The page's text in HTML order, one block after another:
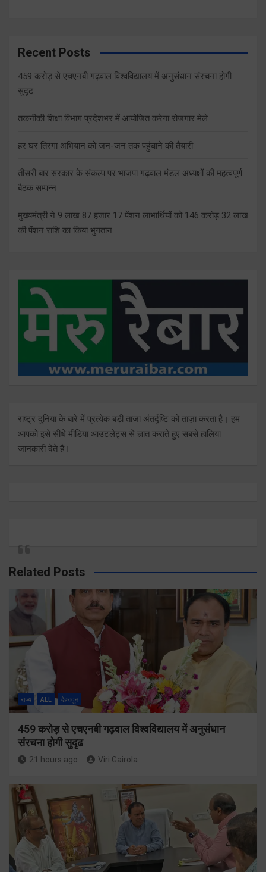
Recent Posts
459 करोड़ से एचएनबी गढ़वाल विश्वविद्यालय में अनुसंधान संरचना होगी
सुदृढ
तकनीकी शिक्षा विभाग प्रदेशभर में आयोजित करेगा रोजगार मेले
हर घर तिरंगा अभियान को जन-जन तक पहुंचाने की तैयारी
तीसरी बार सरकार के संकल्प पर भाजपा गढ़वाल मंडल अध्यक्षों की महत्वपूर्ण
बैठक सम्पन्न
मुख्यमंत्री ने 9 लाख 87 हजार 17 पेंशन लाभार्थियों को 146 करोड़ 32 लाख
की पेंशन राशि का किया भुगतान
राष्ट्र दुनिया के बारे में प्रत्येक बड़ी ताजा अंतर्दृष्टि को ताज़ा करता है। हम
आपको इसे सीधे मीडिया आउटलेट्स से ज्ञात कराते हुए सबसे हालिया
जानकारी देते हैं।
Related Posts
राज्य ALL देहरादून
459 करोड़ से एचएनबी गढ़वाल विश्वविद्यालय में अनुसंधान
संरचना होगी सुदृढ
21 hours ago Viri Gairola